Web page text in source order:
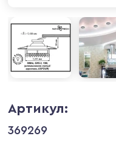
Артикул:
369269